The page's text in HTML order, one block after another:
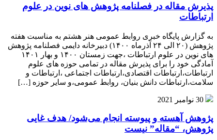
پذیرش مقاله در فصلنامه پژوهش های نوین در علوم
ارتباطات
به گزارش پایگاه خبری روابط عمومی هنر هشتم به مناسبت هفته
پژوهش (۲۰ الی ۲۴ آذرماه ۱۴۰۰) دبیرخانه دایمی فصلنامه پژوهش
های نوین در علوم ارتباطات ،جهت زمستان ۱۴۰۰ و بهار ۱۴۰۱
آمادگی خود را برای پذیرش مقاله در تمامی حوزه های علوم
ارتباطات،ارتباطات اقتصادی،ارتباطات اجتماعی ،ارتباطات و
سلامت،ارتباطات دانش بنیان، روابط عمومی،و سایر حوزه […]
30 نوامبر 2021
پژوهش آهسته و پیوسته انجام می‌شود/ هدف غایی
پژوهش، “مقاله” نیست